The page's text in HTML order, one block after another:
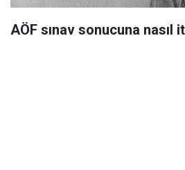
AÖF sınav sonucuna nasıl